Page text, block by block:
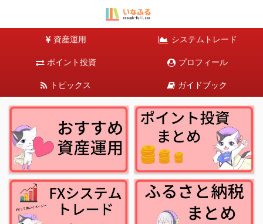
資産運用 システムトレード
ポイント投資 プロフィール
トピックス ガイドブック